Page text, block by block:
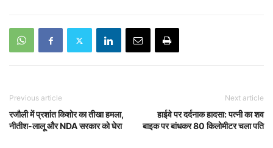
Previous article
रजौली में प्रशांत किशोर का तीखा हमला,
नीतीश-लालू और NDA सरकार को घेरा
Next article
हाईवे पर दर्दनाक हादसा: पत्नी का शव
बाइक पर बांधकर 80 किलोमीटर चला पति